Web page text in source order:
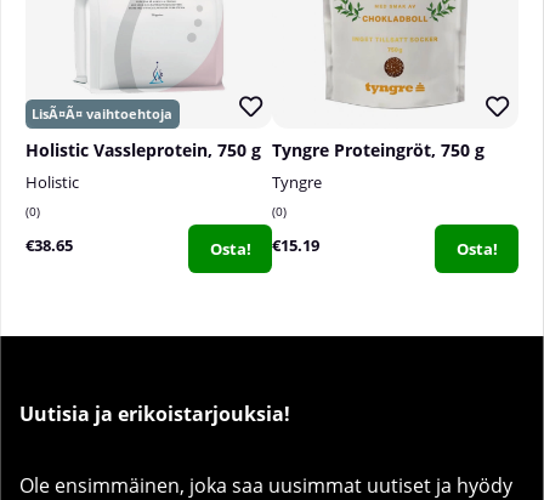
Holistic Vassleprotein, 750 g
Holistic
0
€38.65 Osta!
Tyngre Proteingröt, 750 g
Tyngre
0
€15.19 Osta!
Uutisia ja erikoistarjouksia!
Ole ensimmäinen, joka saa uusimmat uutiset ja hyödy